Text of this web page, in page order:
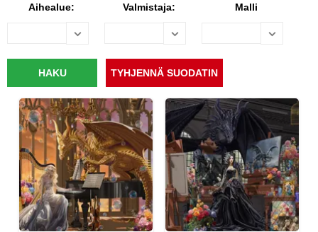
Aihealue: Valmistaja: Malli